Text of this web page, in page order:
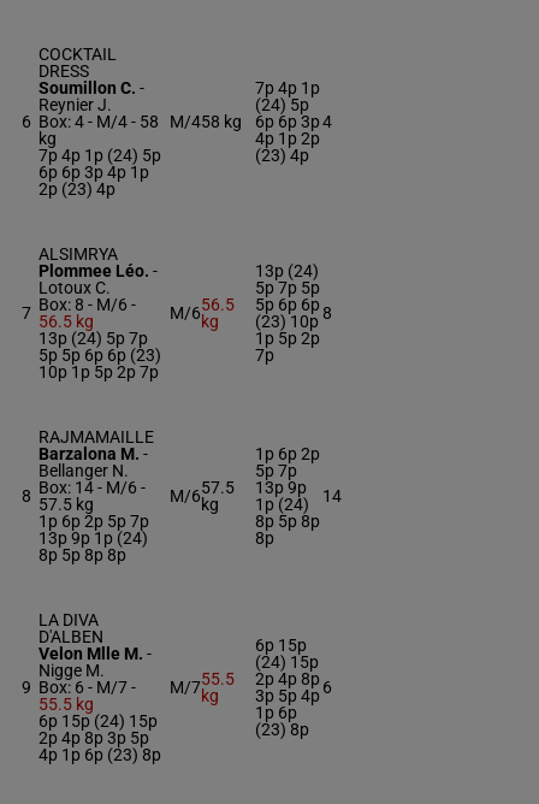
6
COCKTAIL
DRESS
Soumillon C. -
Reynier J.
Box: 4 - M/4 - 58
kg
7p 4p 1p (24) 5p
6p 6p 3p 4p 1p
2p (23) 4p
M/458 kg
7p 4p 1p
(24) 5p
6p 6p 3p
4p 1p 2p
(23) 4p
4
7
ALSIMRYA
Plommee Léo. -
Lotoux C.
Box: 8 - M/6 -
56.5 kg
13p (24) 5p 7p
5p 5p 6p 6p (23)
10p 1p 5p 2p 7p
M/656.5
kg
13p (24)
5p 7p 5p
5p 6p 6p
(23) 10p
1p 5p 2p
7p
8
8
RAJMAMAILLE
Barzalona M. -
Bellanger N.
Box: 14 - M/6 -
57.5 kg
1p 6p 2p 5p 7p
13p 9p 1p (24)
8p 5p 8p 8p
M/657.5
kg
1p 6p 2p
5p 7p
13p 9p
1p (24)
8p 5p 8p
8p
14
9
LA DIVA
D'ALBEN
Velon Mlle M. -
Nigge M.
Box: 6 - M/7 -
55.5 kg
6p 15p (24) 15p
2p 4p 8p 3p 5p
4p 1p 6p (23) 8p
M/755.5
kg
6p 15p
(24) 15p
2p 4p 8p
3p 5p 4p
1p 6p
(23) 8p
6